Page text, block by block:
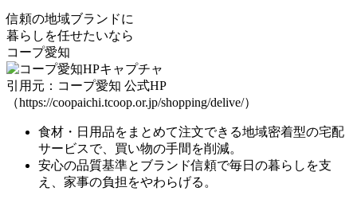
信頼の地域ブランドに
暮らしを任せたいなら
コープ愛知
引用元：コープ愛知 公式HP
（https://coopaichi.tcoop.or.jp/shopping/delive/）
食材・日用品をまとめて注文できる地域密着型の宅配
サービスで、 買い物の手間を削減。
安心の品質基準とブランド信頼で毎日の暮らしを支
え、家事の負担をやわらげる。